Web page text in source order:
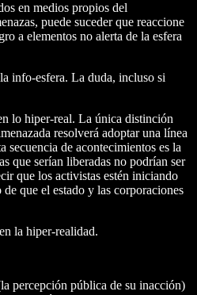
en medios propios del
puede suceder que reaccione
a elementos no alerta de la esfera
info-esfera. La duda, incluso si
lo hiper-real. La única distinción
resolverá adoptar una línea
de acontecimientos es la
que serían liberadas no podrían ser
que los activistas estén iniciando
que el estado y las corporaciones
la hiper-realidad.
percepción pública de su inacción)